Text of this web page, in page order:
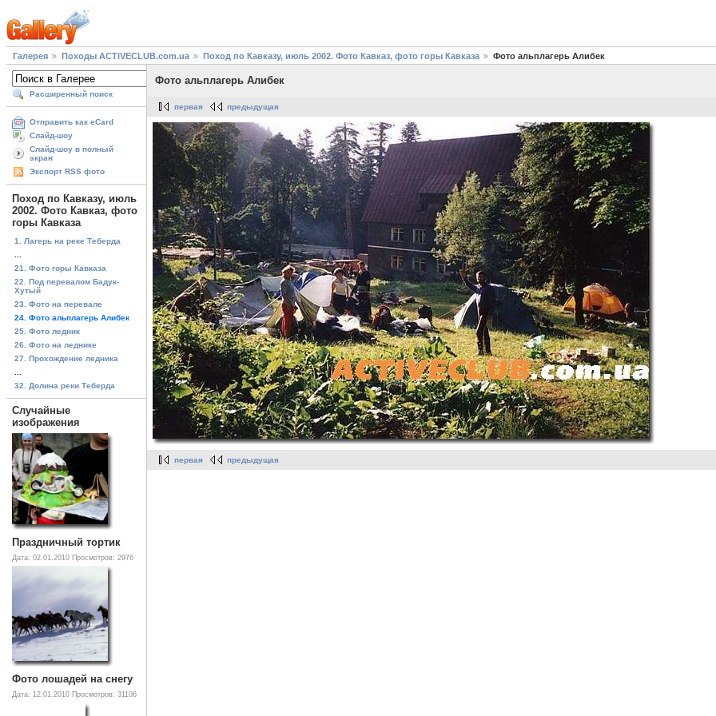
Галерея Походы ACTIVECLUB.com.ua Поход по Кавказу, июль 2002. Фото Кавказ, фото горы Кавказа Фото альплагерь Алибек
Расширенный поиск
Отправить как eCard
Слайд-шоу
Слайд-шоу в полный
экран
Экспорт RSS фото
Поход по Кавказу, июль
2002. Фото Кавказ, фото
горы Кавказа
1. Лагерь на реке Теберда
21. Фото горы Кавказа
22. Под перевалом Бадук-
Хутый
23. Фото на перевале
24. Фото альплагерь Алибек
25. Фото ледник
26. Фото на леднике
27. Прохождение ледника
32. Долина реки Теберда
Случайные
изображения
Праздничный тортик
Дата: 02.01.2010 Просмотров: 2976
Фото лошадей на снегу
Дата: 12.01.2010 Просмотров: 31106
Фото альплагерь Алибек
первая предыдущая
первая предыдущая